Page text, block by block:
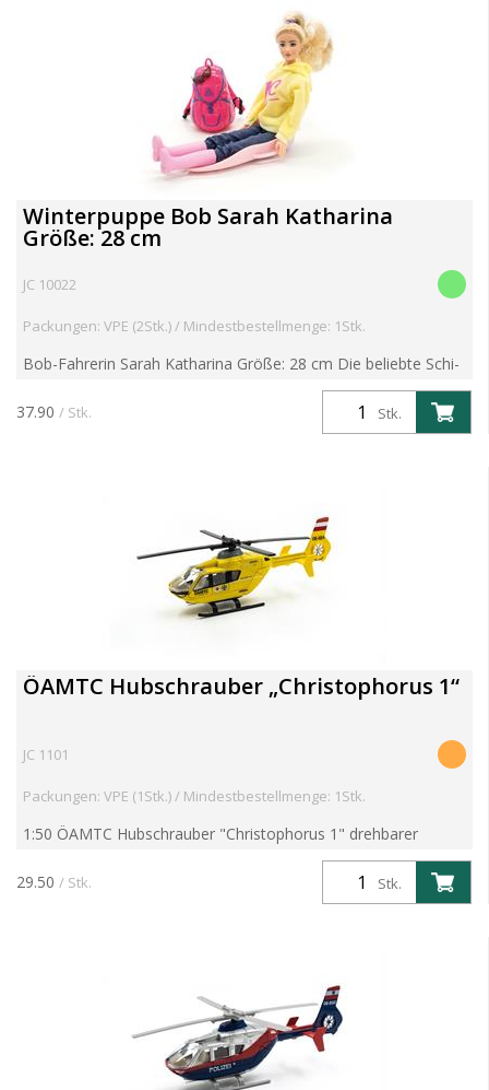
Winterpuppe Bob Sarah Katharina
Größe: 28 cm
JC 10022
Packungen: VPE (2Stk.) / Mindestbestellmenge: 1Stk.
Bob-Fahrerin Sarah Katharina Größe: 28 cm Die beliebte Schi-
und Snowboardlehrerin Sarah Katharina ist auch in ihrer
Freizeit gerne in den Bergen unterwegs. Die Belohnung...
Stk.
37.90 / Stk.
ÖAMTC Hubschrauber „Christophorus 1“
JC 1101
Packungen: VPE (1Stk.) / Mindestbestellmenge: 1Stk.
1:50 ÖAMTC Hubschrauber "Christophorus 1" drehbarer
Rotor, Metallmodell mit angesetzten Kunststoffteilen
Stk.
29.50 / Stk.